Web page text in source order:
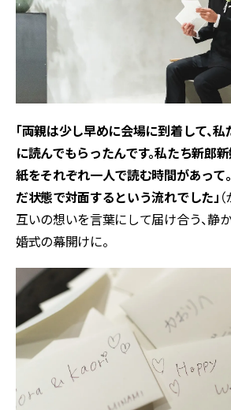
「両親は少し早めに会場に到着して、
に読んでもらったんです。私たち新郎
紙をそれぞれ一人で読む時間があって
だ状態で対面するという流れでした」
互いの想いを言葉にして届け合う、静
婚式の幕開けに。